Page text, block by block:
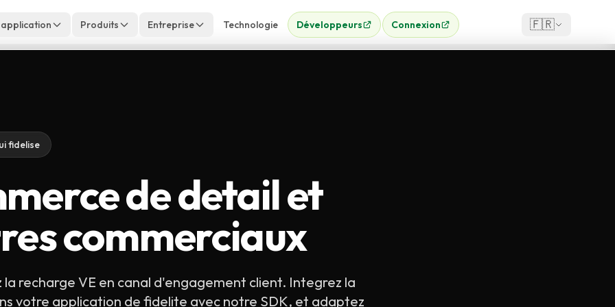
Produits Entreprise Technologie Développeurs Connexion 🇫🇷
fidelise
de detail et
commerciaux
la recharge VE en canal d'engagement client. Integrez la
votre application de fidelite avec notre SDK, et adaptez